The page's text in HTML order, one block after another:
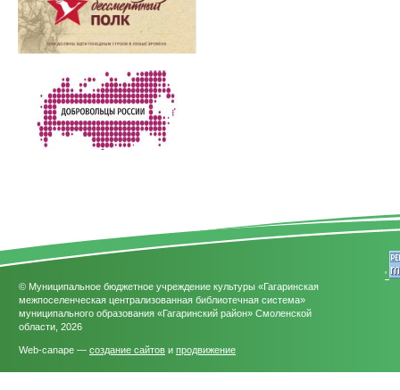
© Муниципальное бюджетное учреждение культуры «Гагаринская
межпоселенческая централизованная библиотечная система»
муниципального образования «Гагаринский район» Смоленской
области, 2026
Web-canape — создание сайтов и продвижение
'